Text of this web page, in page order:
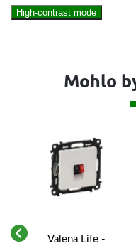
High-contrast mode
Mohlo
Valena Life -